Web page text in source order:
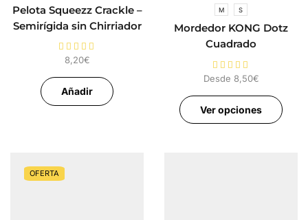
Pelota Squeezz Crackle –
Semirígida sin Chirriador
8,20€
Añadir
M S
Mordedor KONG Dotz
Cuadrado
Desde 8,50€
Ver opciones
OFERTA